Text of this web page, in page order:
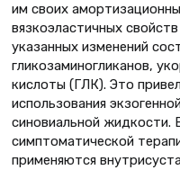
им своих
вязкоэластичных
ука­занных изменений
гликозаминоглика­нов,
кислоты (ГЛК). Это
использования
синовиальной жидкости.
симптоматической
применяются